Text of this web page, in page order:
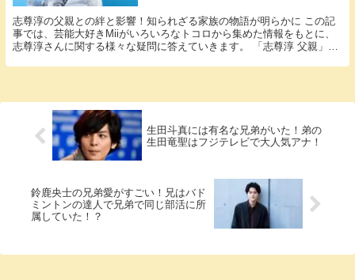
志尊淳の父親との絆と影響！知られざる家族の物語が明らかに この記
事では、芸能大好きMiiがいろいろなトコロから集めた情報をもとに、
志尊淳さんに関する様々な疑問に答えていきます。 「志尊淳 父親」と
生田斗真には有名な兄弟がいた！弟の
生田竜聖はフジテレビで大人気アナ！
鈴鹿央士の兄弟愛がすごい！兄はバド
ミントンの達人で兄弟で同じ部活に所
属していた！？